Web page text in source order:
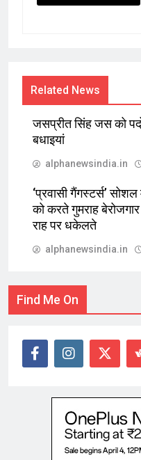
Related News
जसप्रीत सिंह जस को
बधाइयां
alphanewsindia.in
‘प्रवासी गैंगस्टर्स’
को करते गुमराह
राह पर धकेलते
alphanewsindia.in
Find Me On